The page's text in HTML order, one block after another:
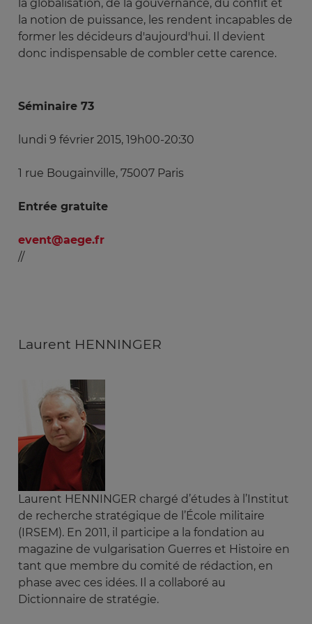
la globalisation, de la gouvernance, du conflit et
la notion de puissance, les rendent incapables de
former les décideurs d'aujourd'hui. Il devient
donc indispensable de combler cette carence.
Séminaire 73
lundi 9 février 2015, 19h00-20:30
1 rue Bougainville, 75007 Paris
Entrée gratuite
event@aege.fr
//
Laurent HENNINGER
Laurent HENNINGER chargé d’études à l’Institut
de recherche stratégique de l’École militaire
(IRSEM). En 2011, il participe a la fondation au
magazine de vulgarisation Guerres et Histoire en
tant que membre du comité de rédaction, en
phase avec ces idées. Il a collaboré au
Dictionnaire de stratégie.